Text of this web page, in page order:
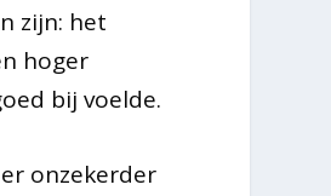
zijn: het
hoger
bij voelde.
onzekerder